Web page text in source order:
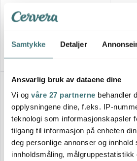
Samtykke Detaljer
Ansvarlig bruk av dataene dine
Vi og våre 27 partnerne behandler
opplysningene dine, f.eks. IP-
teknologi som informasjonskapsler
tilgang til informasjon på enheten
deg personlige annonser og innhold
innholdsmåling,
259 kr